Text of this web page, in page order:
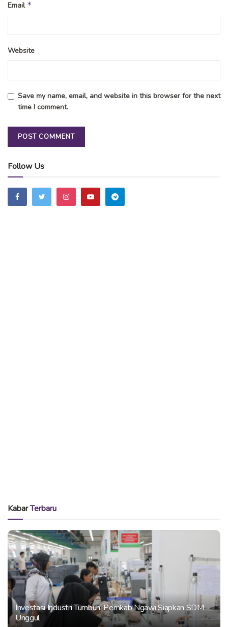
Email *
Website
Save my name, email, and website in this browser for the next
time I comment.
Follow Us
KabarTerbaru
Investasi Industri Tumbuh, Pemkab Ngawi Siapkan SDM
Unggul